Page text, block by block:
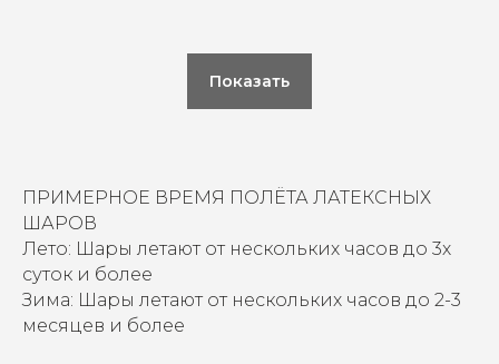
Показать
ПРИМЕРНОЕ ВРЕМЯ ПОЛЁТА ЛАТЕКСНЫХ
ШАРОВ
Лето: Шары летают от нескольких часов до 3х
суток и более
Зима: Шары летают от нескольких часов до 2-3
месяцев и более